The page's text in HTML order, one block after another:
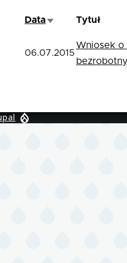
DataSortuj rosnąco
Tytuł
06.07.2015
Wniosek o